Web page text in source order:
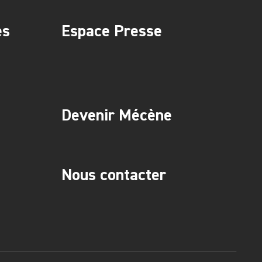
Espace Presse
Devenir Mécène
Nous contacter